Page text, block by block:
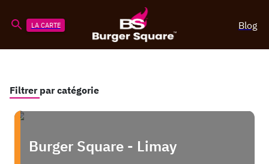
LA CARTE Blog
Filtrer par catégorie
Burger Square - Limay